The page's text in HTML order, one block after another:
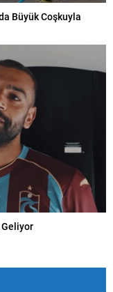
Büyük Coşkuyla
Geliyor